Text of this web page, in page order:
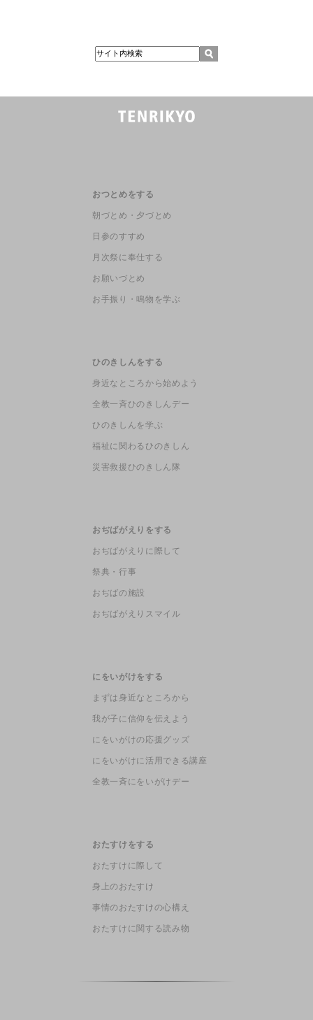
おつとめをする
朝づとめ・夕づとめ
日参のすすめ
月次祭に奉仕する
お願いづとめ
お手振り・鳴物を学ぶ
ひのきしんをする
身近なところから始めよう
全教一斉ひのきしんデー
ひのきしんを学ぶ
福祉に関わるひのきしん
災害救援ひのきしん隊
おぢばがえりをする
おぢばがえりに際して
祭典・行事
おぢばの施設
おぢばがえりスマイル
にをいがけをする
まずは身近なところから
我が子に信仰を伝えよう
にをいがけの応援グッズ
にをいがけに活用できる講座
全教一斉にをいがけデー
おたすけをする
おたすけに際して
身上のおたすけ
事情のおたすけの心構え
おたすけに関する読み物